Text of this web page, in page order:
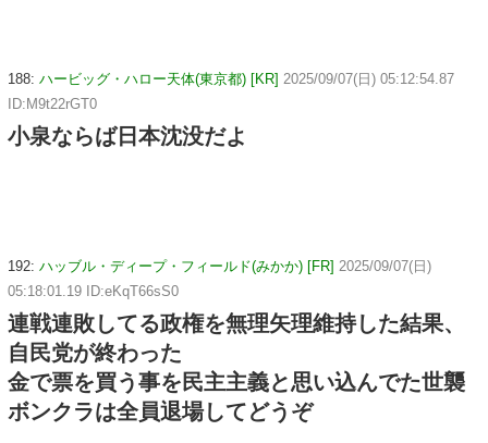
188: ハービッグ・ハロー天体(東京都) [KR] 2025/09/07(日) 05:12:54.87
ID:M9t22rGT0
小泉ならば日本沈没だよ
192: ハッブル・ディープ・フィールド(みかか) [FR] 2025/09/07(日)
05:18:01.19 ID:eKqT66sS0
連戦連敗してる政権を無理矢理維持した結果、
自民党が終わった
金で票を買う事を民主主義と思い込んでた世襲
ボンクラは全員退場してどうぞ